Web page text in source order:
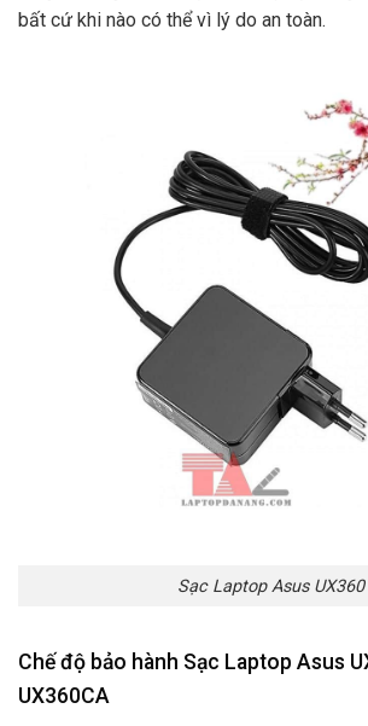
bất cứ khi nào có thể vì lý do an toàn.
Sạc Laptop Asus UX360
Chế độ bảo hành Sạc Laptop Asus
UX360CA